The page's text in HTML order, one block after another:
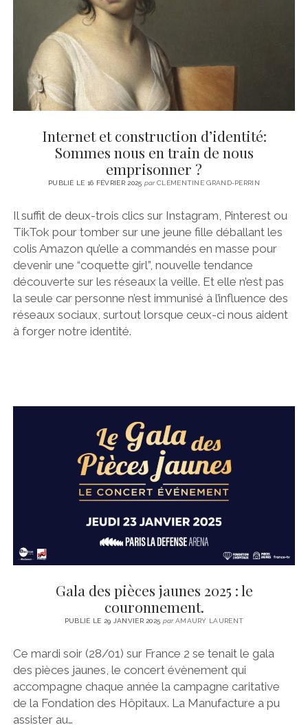
Internet et construction d’identité:
Sommes nous en train de nous
emprisonner ?
PUBLIÉ LE 16 FÉVRIER 2025 parCLÉMENTINE GRAND-PERRIN
Il suffit de deux-trois clics sur Instagram, Pinterest ou
TikTok pour tomber sur une jeune fille déballant les
colis Amazon qu’elle a commandés en masse pour
devenir une “coquette girl”, nouvelle tendance
découverte sur les réseaux la veille. Et elle n’est pas
la seule car personne n’est immunisé à l’influence des
réseaux sociaux, surtout lorsque ceux-ci nous aident
à forger notre identité.
Gala des pièces jaunes 2025 : le
couronnement.
PUBLIÉ LE 29 JANVIER 2025 parAMAURY LAURENT
Ce mardi soir (28/01) sur France 2 se tenait le gala
des pièces jaunes, le concert évènement qui
accompagne chaque année la campagne caritative
de la Fondation des Hôpitaux. La Manufacture a pu
assister au…